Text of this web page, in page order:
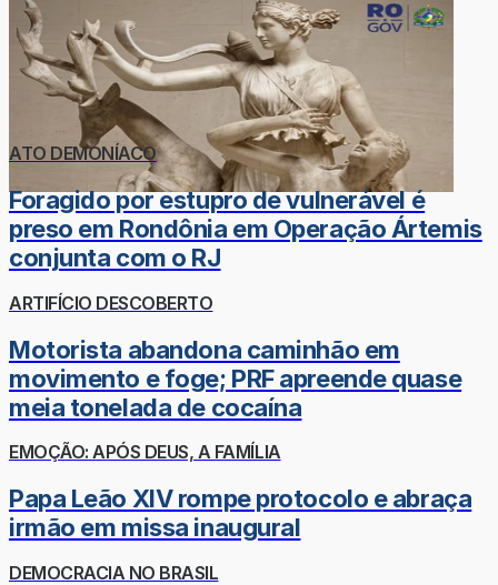
ATO DEMONÍACO
Foragido por estupro de vulnerável é
preso em Rondônia em Operação Ártemis
conjunta com o RJ
ARTIFÍCIO DESCOBERTO
Motorista abandona caminhão em
movimento e foge; PRF apreende quase
meia tonelada de cocaína
EMOÇÃO: APÓS DEUS, A FAMÍLIA
Papa Leão XIV rompe protocolo e abraça
irmão em missa inaugural
DEMOCRACIA NO BRASIL